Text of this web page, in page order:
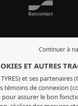
Continuer à
ET AUTRES
et ses partenaires
témoins de connexion
assurer le bon